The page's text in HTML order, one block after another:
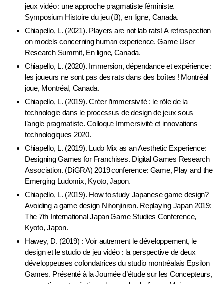
jeux vidéo : une approche pragmatiste féministe.
Symposium Histoire du jeu (i3), en ligne, Canada.
Chiapello, L. (2021). Players are not lab rats! A retrospection
on models concerning human experience. Game User
Research Summit, En ligne, Canada.
Chiapello, L. (2020). Immersion, dépendance et expérience :
les joueurs ne sont pas des rats dans des boîtes ! Montréal
joue, Montréal, Canada.
Chiapello, L. (2019). Créer l’immersivité : le rôle de la
technologie dans le processus de design de jeux sous
l’angle pragmatiste. Colloque Immersivité et innovations
technologiques 2020.
Chiapello, L. (2019). Ludo Mix as an Aesthetic Experience:
Designing Games for Franchises. Digital Games Research
Association. (DiGRA) 2019 conference: Game, Play and the
Emerging Ludomix, Kyoto, Japon.
Chiapello, L. (2019). How to study Japanese game design?
Avoiding a game design Nihonjinron. Replaying Japan 2019:
The 7th International Japan Game Studies Conference,
Kyoto, Japon.
Hawey, D. (2019) : Voir autrement le développement, le
design et le studio de jeu vidéo : la perspective de deux
développeuses cofondatrices du studio montréalais Epsilon
Games. Présenté à la Journée d’étude sur les Concepteurs,